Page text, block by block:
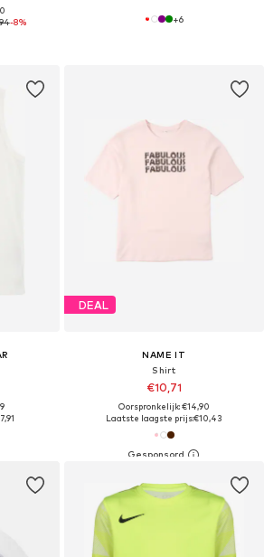
-8% +6
DEAL
NAME IT
Shirt
€10,71
Oorspronkelijk: €14,90
Laatste laagste prijs:€10,43